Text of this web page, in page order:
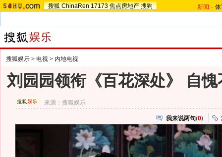
搜狐 ChinaRen 17173 焦点房地产 搜狗 新闻 -
搜狐娱乐 > 电视 > 内地电视
刘园园领衔《百花深处》 自
来源：搜狐娱乐
我来说两句(0)